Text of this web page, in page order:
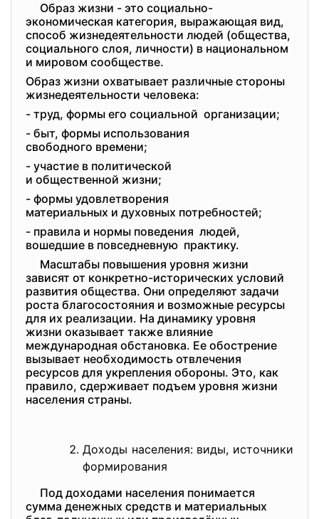
Образ жизни - это социально-
экономическая категория, выражающая вид,
способ жизнедеятельности людей (общества,
социального слоя, личности) в национальном
и мировом сообществе.
Образ жизни охватывает различные стороны
жизнедеятельности человека:
- труд, формы его социальной организации;
- быт, формы использования
свободного времени;
- участие в политической
и общественной жизни;
- формы удовлетворения
материальных и духовных потребностей;
- правила и нормы поведения людей,
вошедшие в повседневную практику.
Масштабы повышения уровня жизни
зависят от конкретно-исторических условий
развития общества. Они определяют задачи
роста благосостояния и возможные ресурсы
для их реализации. На динамику уровня
жизни оказывает также влияние
международная обстановка. Ее обострение
вызывает необходимость отвлечения
ресурсов для укрепления обороны. Это, как
правило, сдерживает подъем уровня жизни
населения страны.
Доходы населения: виды, источники
формирования
Под доходами населения понимается
сумма денежных средств и материальных